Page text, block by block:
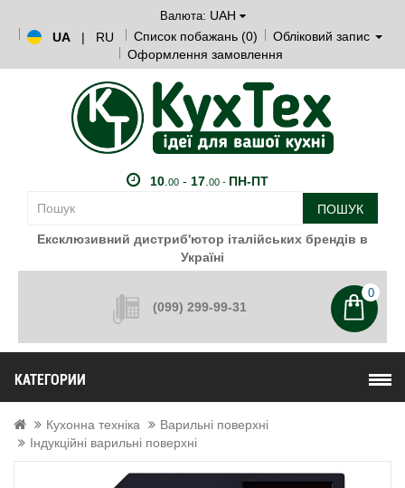
Валюта: UAH
UA
| RU Список побажань (0)
Обліковий запис
Оформлення замовлення
10. 00- 17. 00 - ПН-ПТ
ПОШУК
Ексклюзивний дистриб'ютор італійських брендів в
Україні
(099) 299-99-31
0
КАТЕГОРИИ
Кухонна техніка
Варильні поверхні
Індукційні варильні поверхні